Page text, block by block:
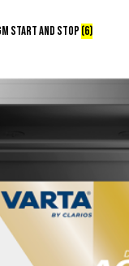
START AND STOP (6)